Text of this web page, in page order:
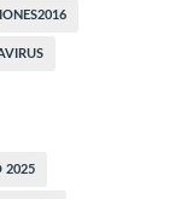
2025